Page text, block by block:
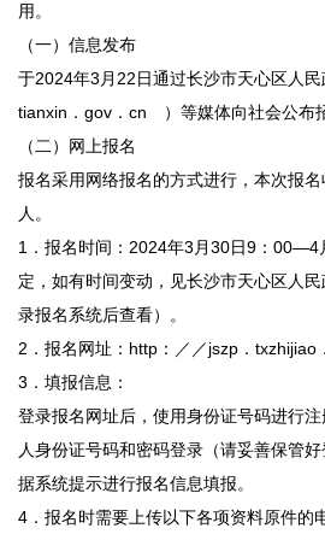
用。
（一）信息发布
于2024年3月22日通过长沙市天心区人民
tianxin．gov．cn ）等媒体向社会公布
（二）网上报名
报名采用网络报名的方式进行，本次报
人。
1．报名时间：2024年3月30日9：00—4
定，如有时间变动，见长沙市天心区人
录报名系统后查看）。
2．报名网址：http：／／jszp．txzhijiao
3．填报信息：
登录报名网址后，使用身份证号码进行
人身份证号码和密码登录（请妥善保管
据系统提示进行报名信息填报。
4．报名时需要上传以下各项资料原件的